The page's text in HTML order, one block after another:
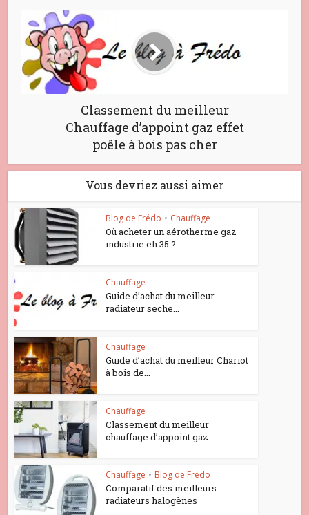
Classement du meilleur
Chauffage d’appoint gaz effet
poêle à bois pas cher
Vous devriez aussi aimer
Blog de Frédo • Chauffage
Où acheter un aérotherme gaz
industrie eh 35 ?
Chauffage
Guide d’achat du meilleur
radiateur seche...
Chauffage
Guide d’achat du meilleur Chariot
à bois de...
Chauffage
Classement du meilleur
chauffage d’appoint gaz...
Chauffage • Blog de Frédo
Comparatif des meilleurs
radiateurs halogènes